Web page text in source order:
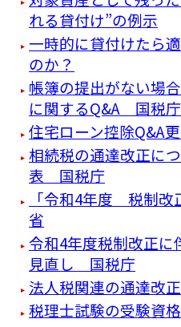
れる貸付け”の例示
一時的に貸付けたら
のか？
帳簿の提出がない場
に関するQ&A 国税庁
住宅ローン控除Q&A
相続税の通達改正に
表 国税庁
「令和4年度 税制
省
令和4年度税制改正に
見直し 国税庁
法人税関連の通達改
税理士試験の受験資